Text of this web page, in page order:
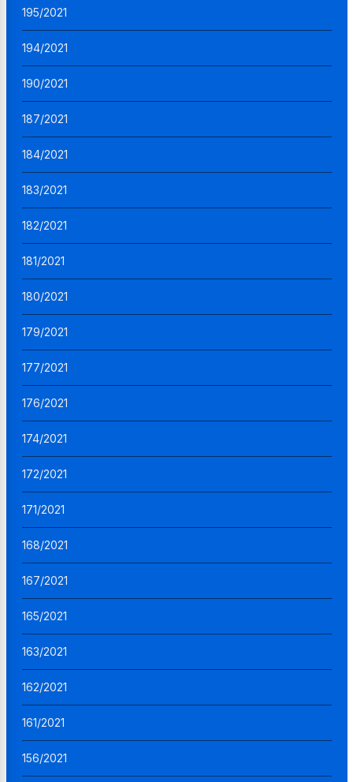
195/2021
194/2021
190/2021
187/2021
184/2021
183/2021
182/2021
181/2021
180/2021
179/2021
177/2021
176/2021
174/2021
172/2021
171/2021
168/2021
167/2021
165/2021
163/2021
162/2021
161/2021
156/2021